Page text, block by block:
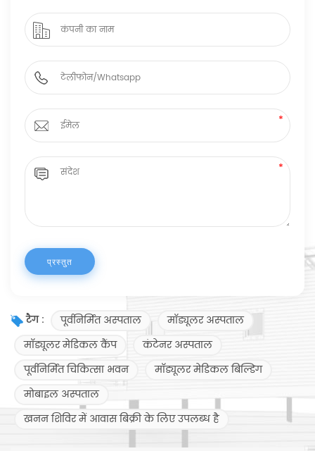
टैग : पूर्वनिर्मित अस्पताल
मॉड्यूलर अस्पताल
मॉड्यूलर मेडिकल कैंप
कंटेनर अस्पताल
पूर्वनिर्मित चिकित्सा भवन
मॉड्यूलर मेडिकल बिल्डिंग
मोबाइल अस्पताल
खनन शिविर में आवास बिक्री के लिए उपलब्ध है